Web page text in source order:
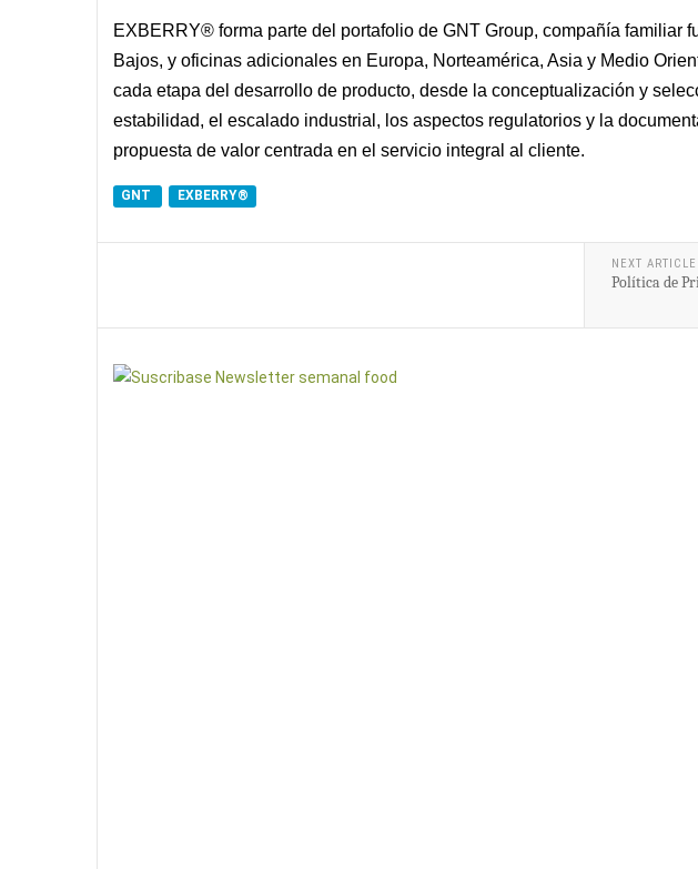
EXBERRY® forma parte del portafolio de GNT Group, compañía familiar
Bajos, y oficinas adicionales en Europa, Norteamérica, Asia y Medio
cada etapa del desarrollo de producto, desde la conceptualización y
estabilidad, el escalado industrial, los aspectos regulatorios y la
propuesta de valor centrada en el servicio integral al cliente.
GNT EXBERRY®
NEXT ARTICLE
Política de